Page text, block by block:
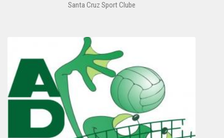
Santa Cruz Sport Clube